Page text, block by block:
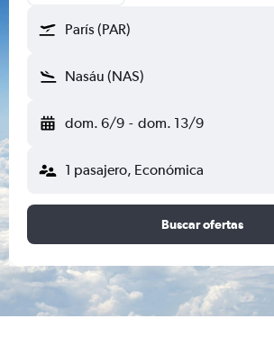
París (PAR)
Nasáu (NAS)
dom. 6/9 - dom. 13/9
1 pasajero, Económica
Buscar ofertas